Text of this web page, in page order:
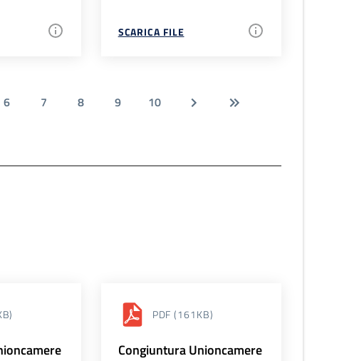
SCARICA FILE
6 7 8 9 10
PDF (161KB)
Congiuntura Unioncamere